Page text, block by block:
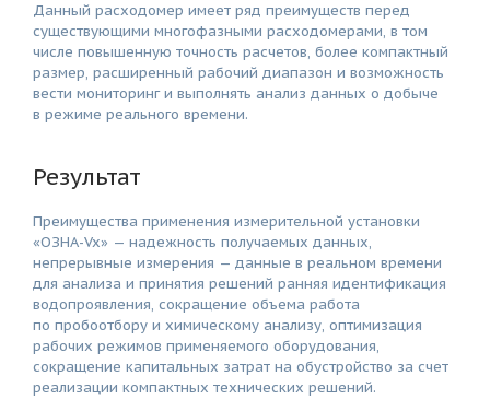
Данный расходомер имеет ряд преимуществ перед
существующими многофазными расходомерами, в том
числе повышенную точность расчетов, более компактный
размер, расширенный рабочий диапазон и возможность
вести мониторинг и выполнять анализ данных о добыче
в режиме реального времени.
Результат
Преимущества применения измерительной установки
«ОЗНА-Vx» — надежность получаемых данных,
непрерывные измерения — данные в реальном времени
для анализа и принятия решений ранняя идентификация
водопроявления, сокращение объема работа
по пробоотбору и химическому анализу, оптимизация
рабочих режимов применяемого оборудования,
сокращение капитальных затрат на обустройство за счет
реализации компактных технических решений.